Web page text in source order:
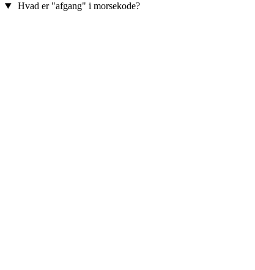
Hvad er "afgang" i morsekode?